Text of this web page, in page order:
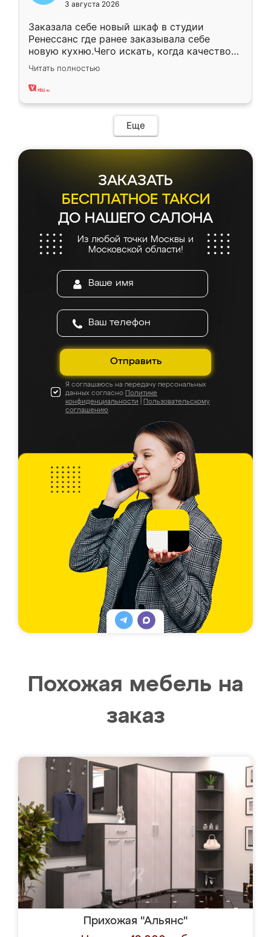
3 августа 2026
Заказала себе новый шкаф в студии
Ренессанс где ранее заказывала себе
новую кухню.Чего искать, когда качеством
вполне довольна. Служит кухня уже почти
два года, нареканий нет.
Читать полностью
Еще
ЗАКАЗАТЬ
БЕСПЛАТНОЕ ТАКСИ
ДО НАШЕГО САЛОНА
Из любой точки Москвы и
Московской области!
Отправить
Я соглашаюсь на передачу персональных
данных согласно Политике
конфиденциальности
Пользовательскому
соглашению
Похожая мебель на
заказ
Прихожая "Альянс"